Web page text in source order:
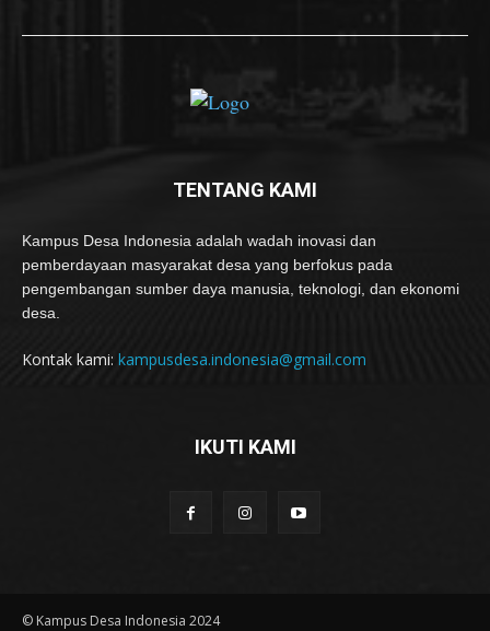
TENTANG KAMI
Kampus Desa Indonesia adalah wadah inovasi dan
pemberdayaan masyarakat desa yang berfokus pada
pengembangan sumber daya manusia, teknologi, dan ekonomi
desa.
Kontak kami: kampusdesa.indonesia@gmail.com
IKUTI KAMI
© Kampus Desa Indonesia 2024